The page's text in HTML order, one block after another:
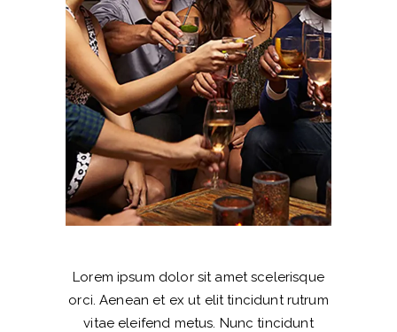
Lorem ipsum dolor sit amet scelerisque
orci. Aenean et ex ut elit tincidunt rutrum
vitae eleifend metus. Nunc tincidunt